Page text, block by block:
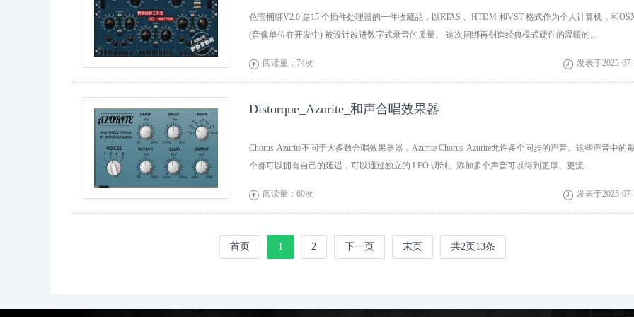
色管捆绑V2.0 是15 个插件处理器的一件收藏品，以RTAS 、HTDM 和VST 格式作为个人计算机，和
(音像单位在开发中) 被设计改进数字式录音的质量。 这次捆绑再创造经典模式硬件的温暖的...
 阅读量：74次  发表于2025-
Distorque_Azurite_和声合唱效果器
Chorus-Azurite不同于大多数合唱效果器器，Azurite Chorus-Azurite允许多个同步的声音。这些声音中的
个都可以拥有自己的延迟，可以通过独立的 LFO 调制。添加多个声音可以得到更厚、更流...
 阅读量：60次  发表于2025-
共2页13条
首页 1 2 下一页 末页